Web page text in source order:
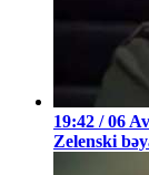
19:42 / 06
Zelenski